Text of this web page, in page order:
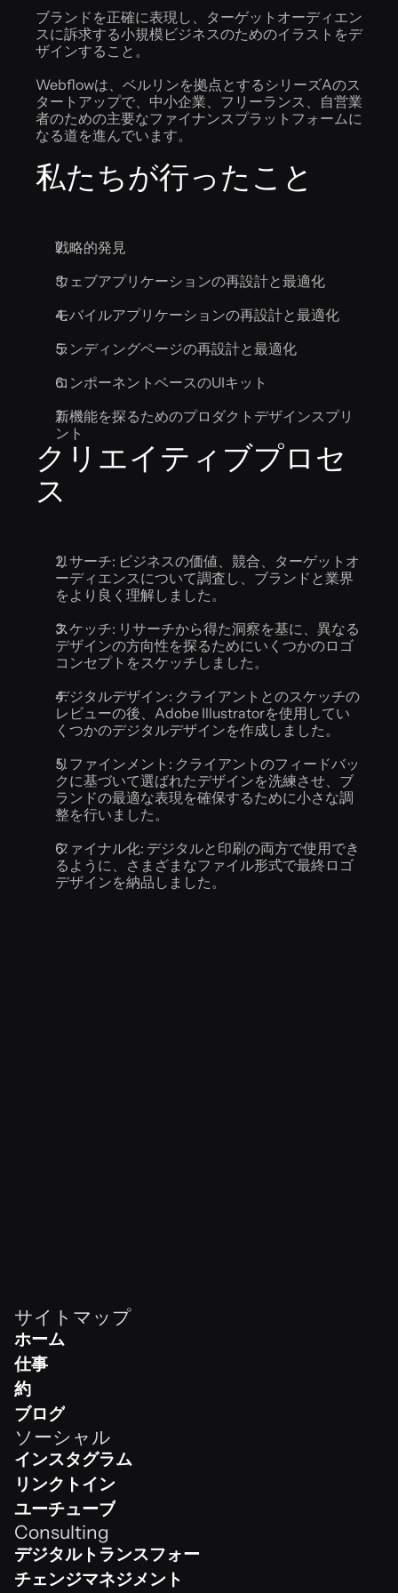
ブランドを正確に表現し、ターゲットオーディエン
スに訴求する小規模ビジネスのためのイラストをデ
ザインすること。
Webflowは、ベルリンを拠点とするシリーズAのス
タートアップで、中小企業、フリーランス、自営業
者のための主要なファイナンスプラットフォームに
なる道を進んでいます。
私たちが行ったこと
戦略的発見
ウェブアプリケーションの再設計と最適化
モバイルアプリケーションの再設計と最適化
ランディングページの再設計と最適化
コンポーネントベースのUIキット
新機能を探るためのプロダクトデザインスプリ
ント
クリエイティブプロセ
ス
リサーチ: ビジネスの価値、競合、ターゲットオ
ーディエンスについて調査し、ブランドと業界
をより良く理解しました。
スケッチ: リサーチから得た洞察を基に、異なる
デザインの方向性を探るためにいくつかのロゴ
コンセプトをスケッチしました。
デジタルデザイン: クライアントとのスケッチの
レビューの後、Adobe Illustratorを使用してい
くつかのデジタルデザインを作成しました。
リファインメント: クライアントのフィードバッ
クに基づいて選ばれたデザインを洗練させ、ブ
ランドの最適な表現を確保するために小さな調
整を行いました。
ファイナル化: デジタルと印刷の両方で使用でき
るように、さまざまなファイル形式で最終ロゴ
デザインを納品しました。
サイトマップ
ホーム
ホーム
仕事
Work
約
Team
ブログ
Shop
ソーシャル
インスタグラム
Instagram
リンクトイン
Linkedin
ユーチューブ
Youtube
Consulting
デジタルトランスフォーメーション
デジタルトランスフォーメーション
チェンジマネジメント